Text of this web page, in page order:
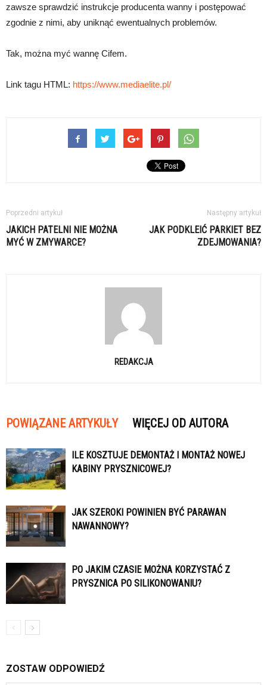
zawsze sprawdzić instrukcje producenta wanny i postępować
zgodnie z nimi, aby uniknąć ewentualnych problemów.
Tak, można myć wannę Cifem.
Link tagu HTML: https://www.mediaelite.pl/
Poprzedni artykuł
JAKICH PATELNI NIE MOŻNA
MYĆ W ZMYWARCE?
Następny artykuł
JAK PODKLEIĆ PARKIET BEZ
ZDEJMOWANIA?
REDAKCJA
POWIĄZANE ARTYKUŁY WIĘCEJ OD AUTORA
ILE KOSZTUJE DEMONTAŻ I MONTAŻ NOWEJ
KABINY PRYSZNICOWEJ?
JAK SZEROKI POWINIEN BYĆ PARAWAN
NAWANNOWY?
PO JAKIM CZASIE MOŻNA KORZYSTAĆ Z
PRYSZNICA PO SILIKONOWANIU?
ZOSTAW ODPOWIEDŹ